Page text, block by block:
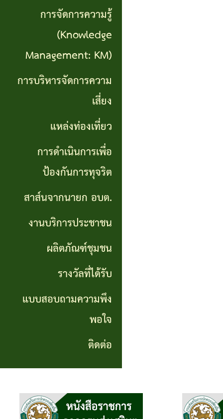
การ
ดำเนิน
การ
เพื่อ
ทุจริต
สาส์น
นายก
อบต.
งาน
บริการ
ประชาชน
ผลิตภัณฑ์
รางวัล
ที่ได้
รับ
การจัดการความรู้
(Knowledge
Management: KM)
การบริหารจัดการความ
เสี่ยง
แหล่งท่องเที่ยว
การดำเนินการเพื่อ
ป้องกันการทุจริต
สาส์นจากนายก อบต.
งานบริการประชาชน
ผลิตภัณฑ์ชุมชน
รางวัลที่ได้รับ
แบบสอบถามความพึง
พอใจ
ติดต่อ